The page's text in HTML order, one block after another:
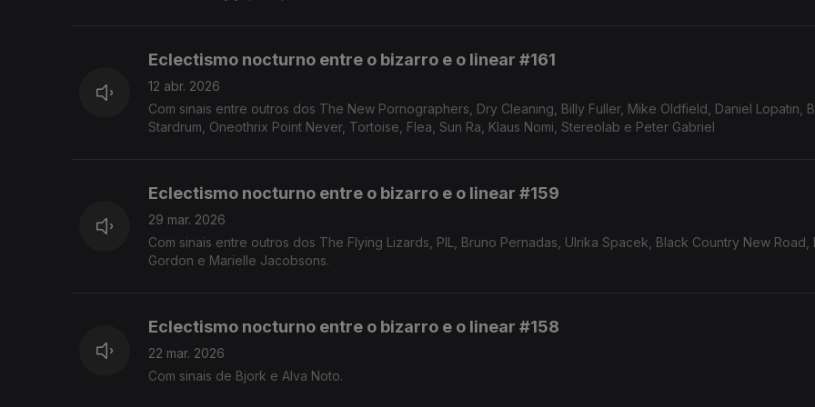
Eclectismo nocturno entre o bizarro e o linear #161
12 abr. 2026
Com sinais entre outros dos The New Pornographers, Dry Cleaning, Billy Fuller, Mike Oldfield, Daniel Lopatin,
Stardrum, Oneothrix Point Never, Tortoise, Flea, Sun Ra, Klaus Nomi, Stereolab e Peter Gabriel
Eclectismo nocturno entre o bizarro e o linear #159
29 mar. 2026
Com sinais entre outros dos The Flying Lizards, PIL, Bruno Pernadas, Ulrika Spacek, Black Country New Road,
Gordon e Marielle Jacobsons.
Eclectismo nocturno entre o bizarro e o linear #158
22 mar. 2026
Com sinais de Bjork e Alva Noto.